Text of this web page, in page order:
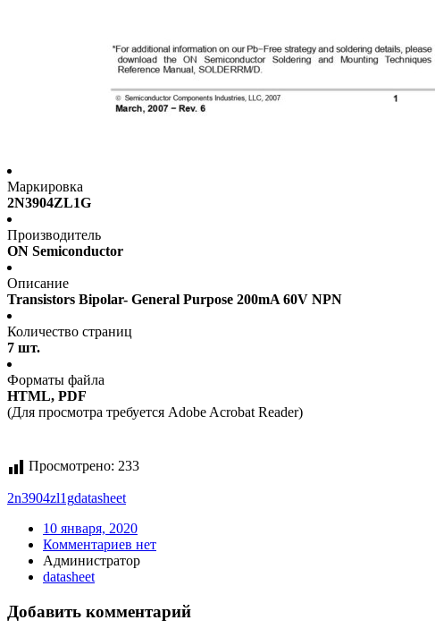
Маркировка
2N3904ZL1G
Производитель
ON Semiconductor
Описание
Transistors Bipolar- General Purpose 200mA 60V NPN
Количество страниц
7 шт.
Форматы файла
HTML, PDF
(Для просмотра требуется Adobe Acrobat Reader)
Просмотрено: 233
2n3904zl1gdatasheet
10 января, 2020
Комментариев нет
Администратор
datasheet
Добавить комментарий